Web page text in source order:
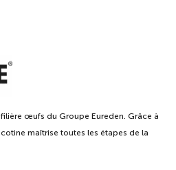
œufs du Groupe Eureden. Grâce à
maîtrise toutes les étapes de la